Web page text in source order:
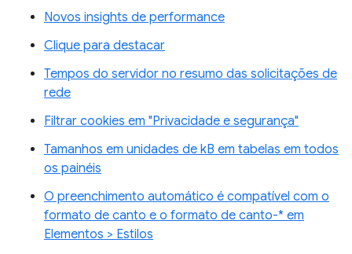
Novos insights de performance
Clique para destacar
Tempos do servidor no resumo das solicitações de
rede
Filtrar cookies em "Privacidade e segurança"
Tamanhos em unidades de kB em tabelas em todos
os painéis
O preenchimento automático é compatível com o
formato de canto e o formato de canto-* em
Elementos > Estilos